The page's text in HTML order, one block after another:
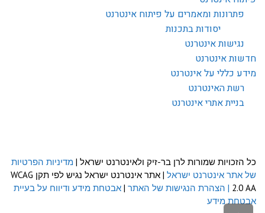
פתרונות ומאמרים על פיתוח אינטרנט
יסודות בתכנות
נגישות אינטרנט
חדשות אינטרנט
מידע כללי על אינטרנט
רשת האינטרנט
בניית אתרי אינטרנט
כל הזכויות שמורות לרן בר-זיק ולאינטרנט ישראל | מדיניות הפרטיות
של אתר אינטרנט ישראל
| אתר אינטרנט ישראל נגיש לפי תקן WCAG
2.0 AA | הצהרת הנגישות של האתר | אבטחת מידע ודיווח על בעיית
אבטחת מידע